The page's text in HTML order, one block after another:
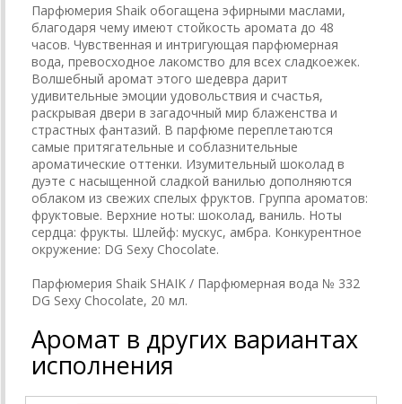
Парфюмерия Shaik обогащена эфирными маслами,
благодаря чему имеют стойкость аромата до 48
часов. Чувственная и интригующая парфюмерная
вода, превосходное лакомство для всех сладкоежек.
Волшебный аромат этого шедевра дарит
удивительные эмоции удовольствия и счастья,
раскрывая двери в загадочный мир блаженства и
страстных фантазий. В парфюме переплетаются
самые притягательные и соблазнительные
ароматические оттенки. Изумительный шоколад в
дуэте с насыщенной сладкой ванилью дополняются
облаком из свежих спелых фруктов. Группа ароматов:
фруктовые. Верхние ноты: шоколад, ваниль. Ноты
сердца: фрукты. Шлейф: мускус, амбра. Конкурентное
окружение: DG Sexy Chocolate.
Парфюмерия Shaik SHAIK / Парфюмерная вода № 332
DG Sexy Chocolate, 20 мл.
Аромат в других вариантах
исполнения